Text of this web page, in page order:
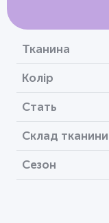
Тканина
Колір
Стать
Склад тканини
Сезон